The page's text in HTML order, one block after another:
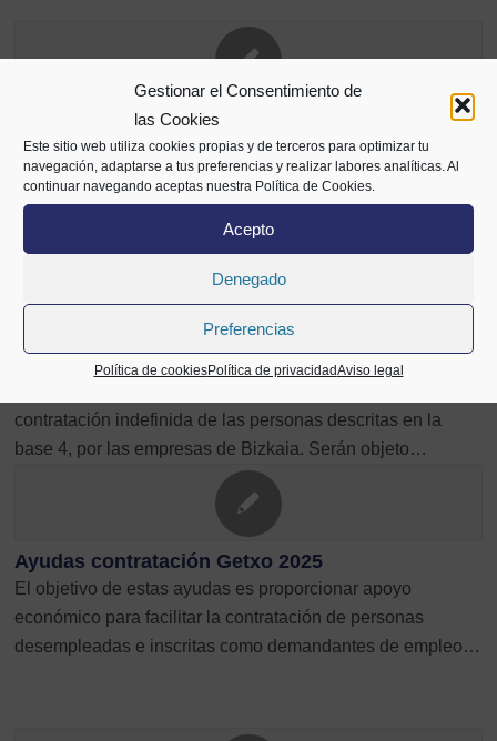
Gestionar el Consentimiento de
las Cookies
Este sitio web utiliza cookies propias y de terceros para optimizar tu
navegación, adaptarse a tus preferencias y realizar labores analíticas. Al
continuar navegando aceptas nuestra Política de Cookies.
Acepto
Denegado
Preferencias
Política de cookiesPolítica de privacidadAviso legal
Kontrata 2026. L2: Experiencia profesional
La subvención tiene como objeto apoyar la empleabilidad
de personas participantes en los programas Laborlan
2025–2026, Gazte on y el Programa de Arraigo…
Kontrata 2026. L1: Incentivos a la contratación
indefinida
contratación indefinida de las personas descritas en la
base 4, por las empresas de Bizkaia. Serán objeto…
Ayudas contratación Getxo 2025
El objetivo de estas ayudas es proporcionar apoyo
económico para facilitar la contratación de personas
desempleadas e inscritas como demandantes de empleo…